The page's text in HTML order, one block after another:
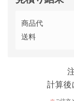
商品代
送料
計算後